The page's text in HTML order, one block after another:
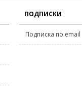
ПОДПИСКИ
Подписка по email